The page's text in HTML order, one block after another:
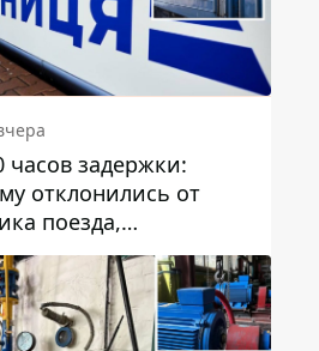
часов задержки:
отклонились от
поезда,
через Днепр